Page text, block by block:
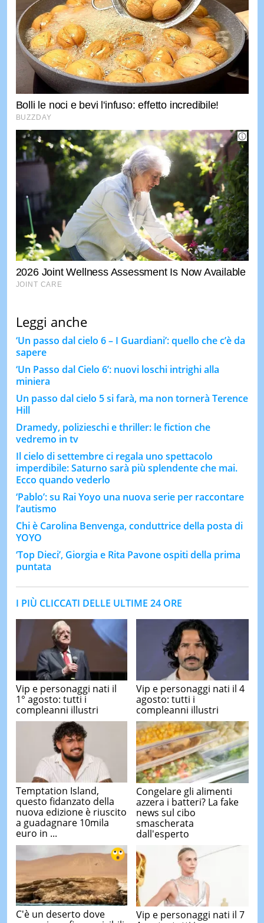
Leggi anche
‘Un passo dal cielo 6 – I Guardiani’: quello che c’è da
sapere
‘Un Passo dal Cielo 6’: nuovi loschi intrighi alla
miniera
Un passo dal cielo 5 si farà, ma non tornerà Terence
Hill
Dramedy, polizieschi e thriller: le fiction che
vedremo in tv
Il cielo di settembre ci regala uno spettacolo
imperdibile: Saturno sarà più splendente che mai.
Ecco quando vederlo
‘Pablo’: su Rai Yoyo una nuova serie per raccontare
l’autismo
Chi è Carolina Benvenga, conduttrice della posta di
YOYO
‘Top Dieci’, Giorgia e Rita Pavone ospiti della prima
puntata
I PIÙ CLICCATI DELLE ULTIME 24 ORE
Vip e personaggi nati il
1° agosto: tutti i
compleanni illustri
Vip e personaggi nati il 4
agosto: tutti i
compleanni illustri
Temptation Island,
questo fidanzato della
nuova edizione è riuscito
a guadagnare 10mila
euro in ...
Congelare gli alimenti
azzera i batteri? La fake
news sul cibo
smascherata
dall'esperto
C'è un deserto dove
Vip e personaggi nati il 7